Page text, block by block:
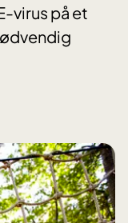
virus på et